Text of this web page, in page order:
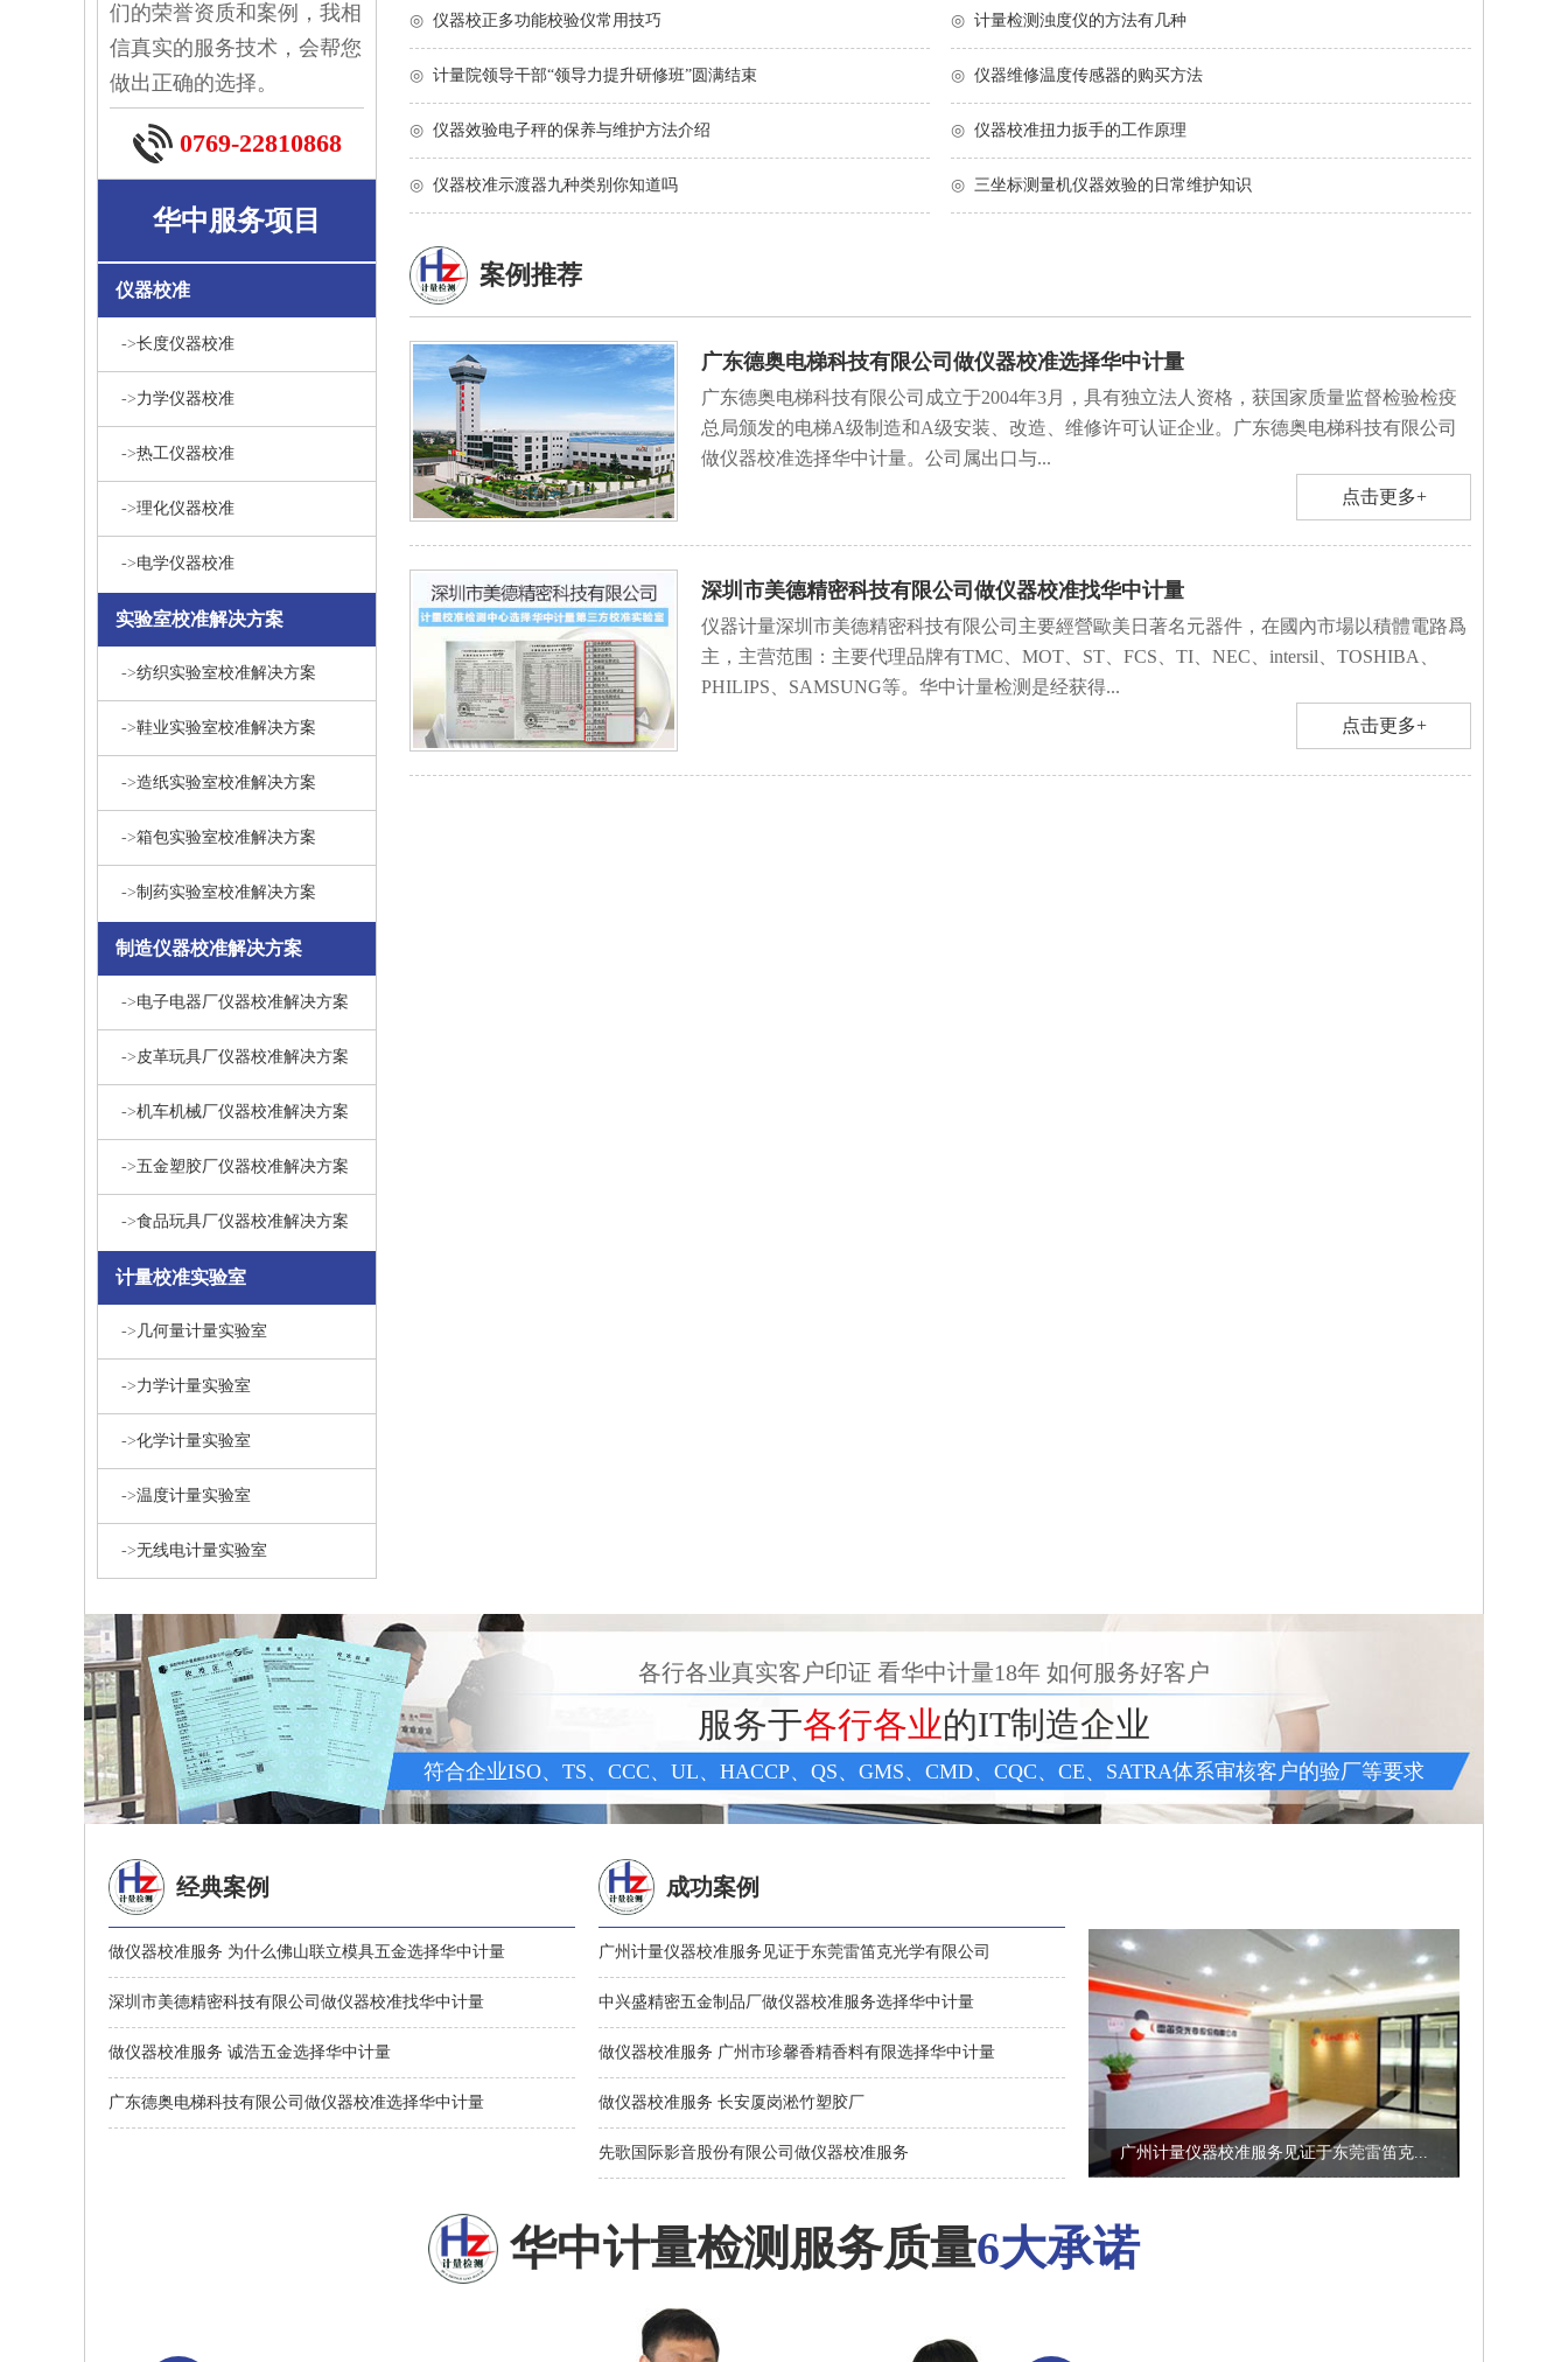
们的荣誉资质和案例，我相
信真实的服务技术，会帮您
做出正确的选择。
0769-22810868
华中服务项目
仪器校准
->长度仪器校准
->力学仪器校准
->热工仪器校准
->理化仪器校准
->电学仪器校准
实验室校准解决方案
->纺织实验室校准解决方案
->鞋业实验室校准解决方案
->造纸实验室校准解决方案
->箱包实验室校准解决方案
->制药实验室校准解决方案
制造仪器校准解决方案
->电子电器厂仪器校准解决方案
->皮革玩具厂仪器校准解决方案
->机车机械厂仪器校准解决方案
->五金塑胶厂仪器校准解决方案
->食品玩具厂仪器校准解决方案
计量校准实验室
-> 几何量计量实验室
->力学计量实验室
->化学计量实验室
->温度计量实验室
->无线电计量实验室
◎ 仪器校正多功能校验仪常用技巧 ◎ 计量检测浊度仪的方法有几种
◎ 计量院领导干部“领导力提升研修班”圆满结束 ◎ 仪器维修温度传感器的购买方法
◎ 仪器效验电子秤的保养与维护方法介绍 ◎ 仪器校准扭力扳手的工作原理
◎ 仪器校准示渡器九种类别你知道吗 ◎ 三坐标测量机仪器效验的日常维护知识
案例推荐
广东德奥电梯科技有限公司做仪器校准选择华中计量
广东德奥电梯科技有限公司成立于2004年3月，具有独立法人资格，获国家质量监督检验检疫
总局颁发的电梯A级制造和A级安装、改造、维修许可认证企业。广东德奥电梯科技有限公司
做仪器校准选择华中计量。公司属出口与...
点击更多+
深圳市美德精密科技有限公司做仪器校准找华中计量
仪器计量深圳市美德精密科技有限公司主要經營歐美日著名元器件，在國內市場以積體電路爲
主，主营范围：主要代理品牌有TMC、MOT、ST、FCS、TI、NEC、intersil、TOSHIBA、
PHILIPS、SAMSUNG等。华中计量检测是经获得...
点击更多+
各行各业真实客户印证 看华中计量18年 如何服务好客户
服务于各行各业的IT制造企业
符合企业ISO、TS、CCC、UL、HACCP、QS、GMS、CMD、CQC、CE、SATRA体系审核客户的验厂等要求
经典案例
做仪器校准服务 为什么佛山联立模具五金选择华中计量
深圳市美德精密科技有限公司做仪器校准找华中计量
做仪器校准服务 诚浩五金选择华中计量
广东德奥电梯科技有限公司做仪器校准选择华中计量
成功案例
广州计量仪器校准服务见证于东莞雷笛克光学有限公司
中兴盛精密五金制品厂做仪器校准服务选择华中计量
做仪器校准服务 广州市珍馨香精香料有限选择华中计量
做仪器校准服务 长安厦岗淞竹塑胶厂
先歌国际影音股份有限公司做仪器校准服务 广州计量仪器校准服务见证于东莞雷笛克...
华中计量检测服务质量6大承诺